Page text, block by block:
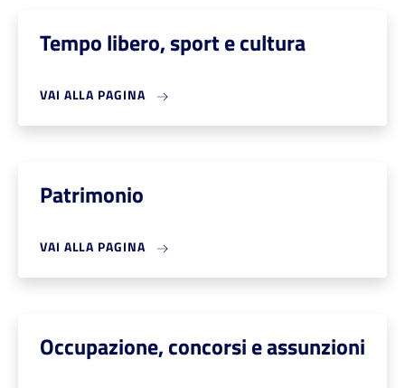
Tempo libero, sport e cultura
VAI ALLA PAGINA
Patrimonio
VAI ALLA PAGINA
Occupazione, concorsi e assunzioni